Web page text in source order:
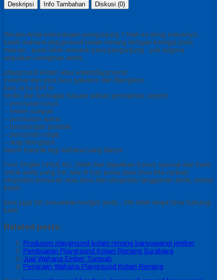
Deskripsi Info Tambahan Diskusi (0)
Wisata Anda kekurangan pengunjung ? Nah ini dong solusinya ,
kasih wahana playground kolam renang dengan berbgai jenis
mainan , pasti lebih menarik para pengunjung , yuk segera
wujudkan keinginan anda.
playground kolam atau waterplayground
material dari pipa besi galvanis dan fiberglass
luas area 8×5 m
terdiri dari berbagai macam wahan permainan seperti
– perosotan lurus
– ember tumpah
– perosotan spiral
– terowongan pendek
– perosotan naga
– atap fiberglass
masih banyak lagi wahana yang lainya.
Free Ongkir Untuk ALL JAWA dan dapatkan bonus spesial dari kami.
untuk anda yang ber ada di luar pulau jawa bisa kita carikan
ekspedisi termurah atau bisa dari ekspedisi langganan anda, terima
kasih
bisa juga loh sesuaikan budget anda , info lebih lanjut bisa hubungi
kami
Related posts:
Produsen playground kolam renang banyuwangi jember
Pembuatan Playground Kolam Renang Surabaya
Jual Wahana Ember Tumpah
Pengrajin Wahana Playground Kolam Renang